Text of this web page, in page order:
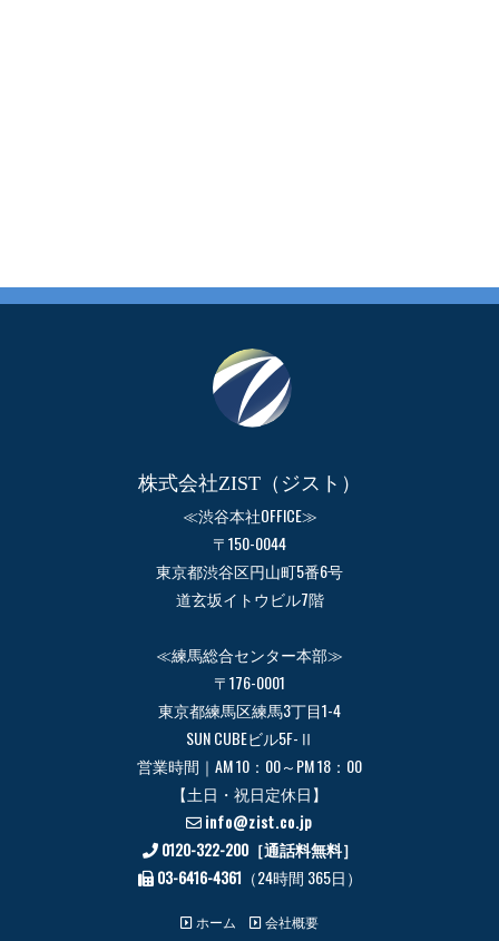
株式会社ZIST（ジスト）
≪渋谷本社OFFICE≫
〒150-0044
東京都渋谷区円山町5番6号
道玄坂イトウビル7階
≪練馬総合センター本部≫
〒176-0001
東京都練馬区練馬3丁目1-4
SUN CUBEビル5F-Ⅱ
営業時間｜AM 10：00～PM 18：00
【土日・祝日定休日】
info@zist.co.jp
0120-322-200［通話料無料］
03-6416-4361 （24時間 365日）
ホーム 会社概要